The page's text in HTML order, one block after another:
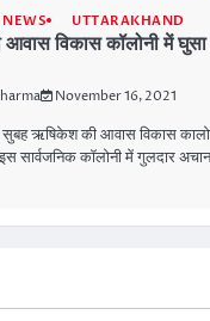
UTTARAKHAND
विकास कॉलोनी में घुसा
November 16, 2021
ऋषिकेश की आवास विकास
सार्वजनिक कॉलोनी में गुलदार